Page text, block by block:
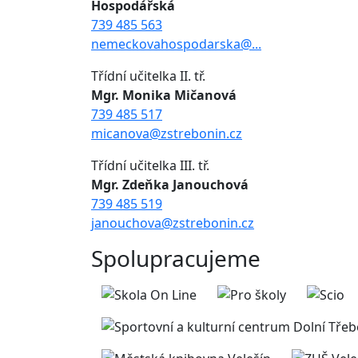
Hospodářská
739 485 563
nemeckovahospodarska@...
Třídní učitelka II. tř.
Mgr. Monika Mičanová
739 485 517
micanova@zstrebonin.cz
Třídní učitelka III. tř.
Mgr. Zdeňka Janouchová
739 485 519
janouchova@zstrebonin.cz
Spolupracujeme